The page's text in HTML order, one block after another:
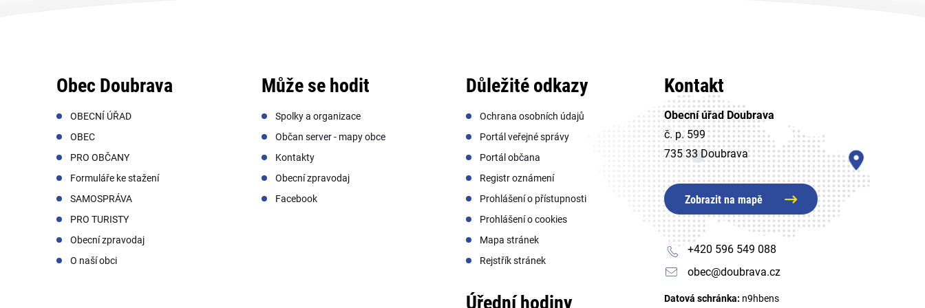
Obec Doubrava
OBECNÍ ÚŘAD
OBEC
PRO OBČANY
Formuláře ke stažení
SAMOSPRÁVA
PRO TURISTY
Obecní zpravodaj
O naší obci
Může se hodit
Spolky a organizace
Občan server - mapy obce
Kontakty
Obecní zpravodaj
Facebook
Důležité odkazy
Ochrana osobních údajů
Portál veřejné správy
Portál občana
Registr oznámení
Prohlášení o přístupnosti
Prohlášení o cookies
Mapa stránek
Rejstřík stránek
Úřední hodiny
Kontakt
Obecní úřad Doubrava
č. p. 599
735 33 Doubrava
Zobrazit na mapě
+420 596 549 088
obec@doubrava.cz
Datová schránka: n9hbens